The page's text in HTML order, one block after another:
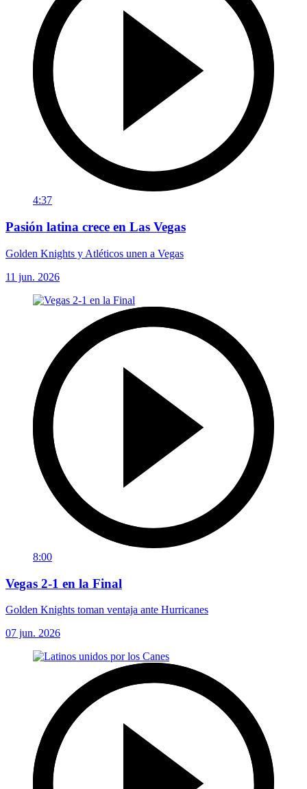
4:37
Pasión latina crece en Las Vegas
Golden Knights y Atléticos unen a Vegas
11 jun. 2026
8:00
Vegas 2-1 en la Final
Golden Knights toman ventaja ante Hurricanes
07 jun. 2026